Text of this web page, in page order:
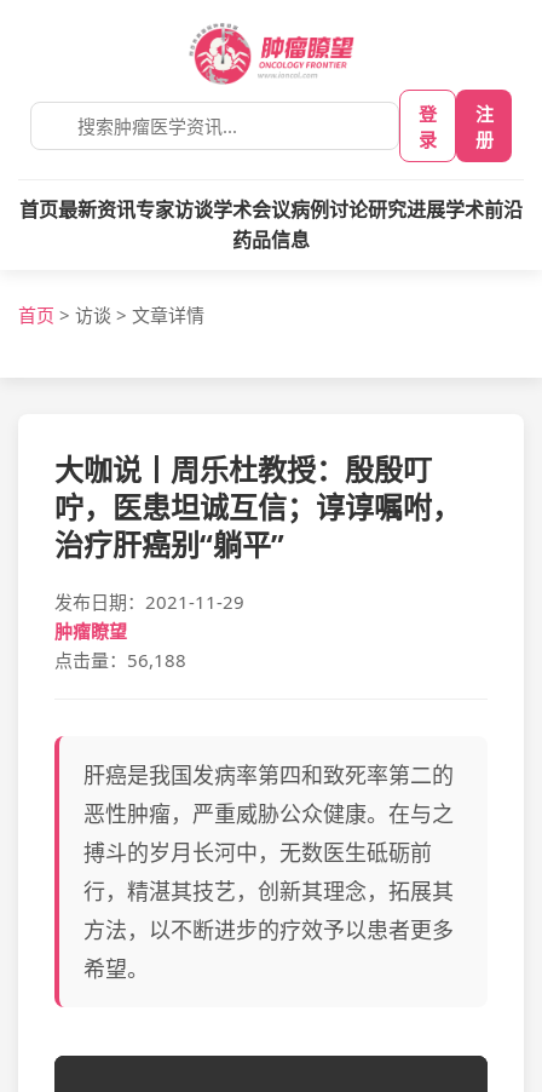
登
录
注
册
首页最新资讯专家访谈学术会议病例讨论研究进展学术前沿
药品信息
首页 > 访谈 > 文章详情
大咖说丨周乐杜教授：殷殷叮
咛，医患坦诚互信；谆谆嘱咐，
治疗肝癌别“躺平”
发布日期：2021-11-29
肿瘤瞭望
点击量：56,188
肝癌是我国发病率第四和致死率第二的
恶性肿瘤，严重威胁公众健康。在与之
搏斗的岁月长河中，无数医生砥砺前
行，精湛其技艺，创新其理念，拓展其
方法，以不断进步的疗效予以患者更多
希望。